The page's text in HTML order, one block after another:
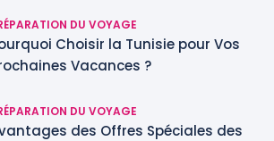
DU VOYAGE
Choisir la Tunisie pour Vos
Vacances ?
DU VOYAGE
des Offres Spéciales des